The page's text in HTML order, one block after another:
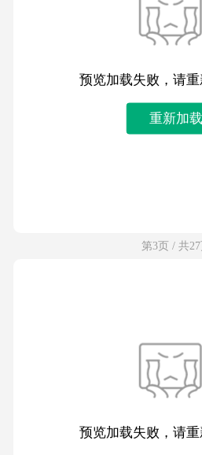
预览加载失败，请
重新加载
第3页 / 共
预览加载失败，请